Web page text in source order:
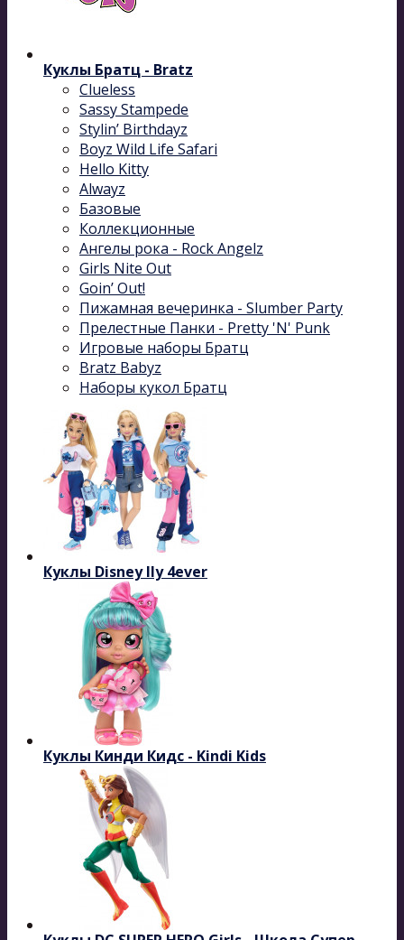
Куклы Братц - Bratz
Clueless
Sassy Stampede
Stylin’ Birthdayz
Boyz Wild Life Safari
Hello Kitty
Alwayz
Базовые
Коллекционные
Ангелы рока - Rock Angelz
Girls Nite Out
Goin’ Out!
Пижамная вечеринка - Slumber Party
Прелестные Панки - Pretty 'N' Punk
Игровые наборы Братц
Bratz Babyz
Наборы кукол Братц
Куклы Disney Ily 4ever
Куклы Кинди Кидс - Kindi Kids